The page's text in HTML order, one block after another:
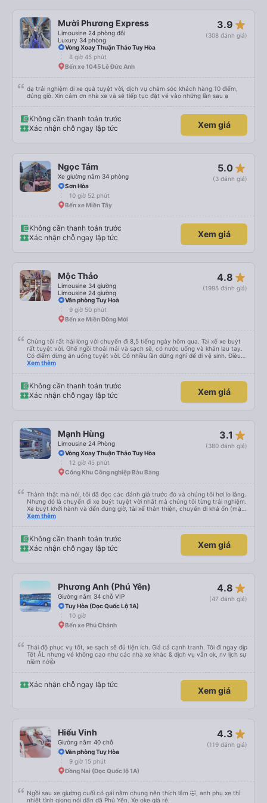
phát triển mạnh hơn🥰
Mười Phương Express
Limousine 24 phòng đôi
Luxury 34 phòng
3.9 star_rate
(308 đánh giá)
Vòng Xoay Thuận Thảo Tuy Hòa
8 giờ 45 phút
Bến xe 1045 Lê Đức Anh
dạ trải nghiệm đi xe quá tuyệt vời, dịch vụ chăm sóc khách hàng 10 điểm,
đúng giờ. Xin cảm ơn nhà xe và sẽ tiếp tục đặt vé vào những lần sau ạ
Không cần thanh toán trước
Xác nhận chỗ ngay lập tức
Xem giá
Ngọc Tám
Xe giường nằm 34 phòng
5.0 star_rate
(3 đánh giá)
Sơn Hòa
10 giờ 52 phút
Bến xe Miền Tây
Không cần thanh toán trước
Xác nhận chỗ ngay lập tức
Xem giá
Mộc Thảo
Limousine 34 giường
Limousine 24 giường
4.8 star_rate
(1995 đánh giá)
Văn phòng Tuy Hoà
9 giờ 50 phút
Bến xe Miền Đông Mới
Chúng tôi rất hài lòng với chuyến đi 8,5 tiếng ngày hôm qua. Tài xế xe buýt
rất tuyệt vời. Ghế ngồi thoải mái và sạch sẽ, có nước uống và khăn lau tay.
Có điểm dừng ăn uống tuyệt vời. Có nhiều lần dừng nghỉ để đi vệ sinh. Điều
duy nhất tôi muốn đề xuất để cải thiện là cho phép thanh toán bằng thẻ
Xem thêm
Không cần thanh toán trước
Xác nhận chỗ ngay lập tức
Xem giá
Mạnh Hùng
Limousine 24 Phòng
3.1 star_rate
(380 đánh giá)
Vòng Xoay Thuận Thảo Tuy Hòa
12 giờ 45 phút
Cổng Khu Công nghiệp Bàu Bàng
Thành thật mà nói, tôi đã đọc các đánh giá trước đó và chúng tôi hơi lo lắng.
Nhưng đó là chuyến đi xe buýt tuyệt vời nhất mà chúng tôi từng trải nghiệm.
Xe buýt khởi hành và đến đúng giờ, tài xế thân thiện, chuyến đi khá ổn (mặc
dù vẫn hơi xóc, nhưng đó là đặc trưng của Việt Nam ^^), và chỗ ngồi thoải
Xem thêm
Không cần thanh toán trước
Xác nhận chỗ ngay lập tức
Xem giá
Phương Anh (Phú Yên)
Giường nằm 34 chỗ VIP
4.8 star_rate
(47 đánh giá)
Tuy Hòa (Dọc Quốc Lộ 1A)
10 giờ
Bến xe Phú Chánh
Thái độ phục vụ tốt, xe sạch sẽ đủ tiện ích. Giá cả cạnh tranh. Tôi đi ngay dịp
Tết ÂL nhưng vé không cao như các nhà xe khác & dịch vụ vẫn ok, nv lịch sự
niềm nở👍
Xác nhận chỗ ngay lập tức
Xem giá
Hiếu Vinh
Giường nằm 40 chỗ
4.3 star_rate
(119 đánh giá)
Văn phòng Tuy Hòa
9 giờ 15 phút
Đồng Nai (Dọc Quốc lộ 1A)
Ngồi sau xe giường cuối có gái nằm chung nên thích lắm 🤣, anh phụ xe thì
nhiệt tình giọng nói dân dã Phú Yên. Xe oke giá rẻ.